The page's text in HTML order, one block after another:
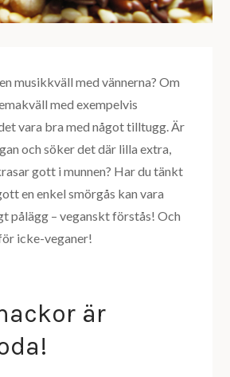
musikkväll med vännerna? Om
med exempelvis
vara bra med något tilltugg. Är
och söker det där lilla extra,
gott i munnen? Har du tänkt
en enkel smörgås kan vara
pålägg – veganskt förstås! Och
icke-veganer!
är